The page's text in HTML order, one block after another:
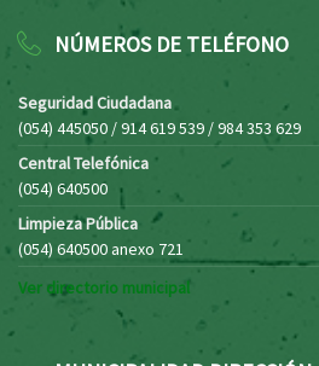
NÚMEROS DE TELÉFONO
Seguridad Ciudadana
(054) 445050 / 914 619 539 / 984 353 629
Central Telefónica
(054) 640500
Limpieza Pública
(054) 640500 anexo 721
Ver directorio municipal